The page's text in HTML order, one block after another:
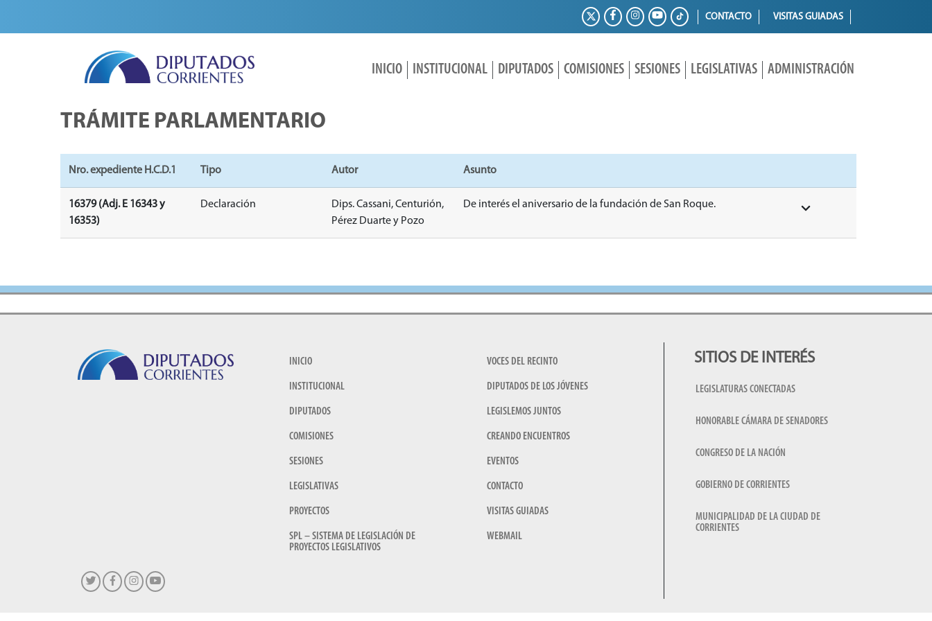
CONTACTO VISITAS GUIADAS
INICIO INSTITUCIONAL DIPUTADOS COMISIONES SESIONES LEGISLATIVAS ADMINISTRACIÓN
TRÁMITE PARLAMENTARIO
Nro. expediente H.C.D.1 Tipo Autor Asunto
16379 (Adj. E 16343 y
16353)
Declaración
Dips. Cassani, Centurión,
Pérez Duarte y Pozo
De interés el aniversario de la fundación de San Roque.
INICIO
INSTITUCIONAL
DIPUTADOS
COMISIONES
SESIONES
LEGISLATIVAS
PROYECTOS
SPL – SISTEMA DE LEGISLACIÓN DE
PROYECTOS LEGISLATIVOS
VOCES DEL RECINTO
DIPUTADOS DE LOS JÓVENES
LEGISLEMOS JUNTOS
CREANDO ENCUENTROS
EVENTOS
CONTACTO
VISITAS GUIADAS
WEBMAIL
SITIOS DE INTERÉS
LEGISLATURAS CONECTADAS
HONORABLE CÁMARA DE SENADORES
CONGRESO DE LA NACIÓN
GOBIERNO DE CORRIENTES
MUNICIPALIDAD DE LA CIUDAD DE
CORRIENTES